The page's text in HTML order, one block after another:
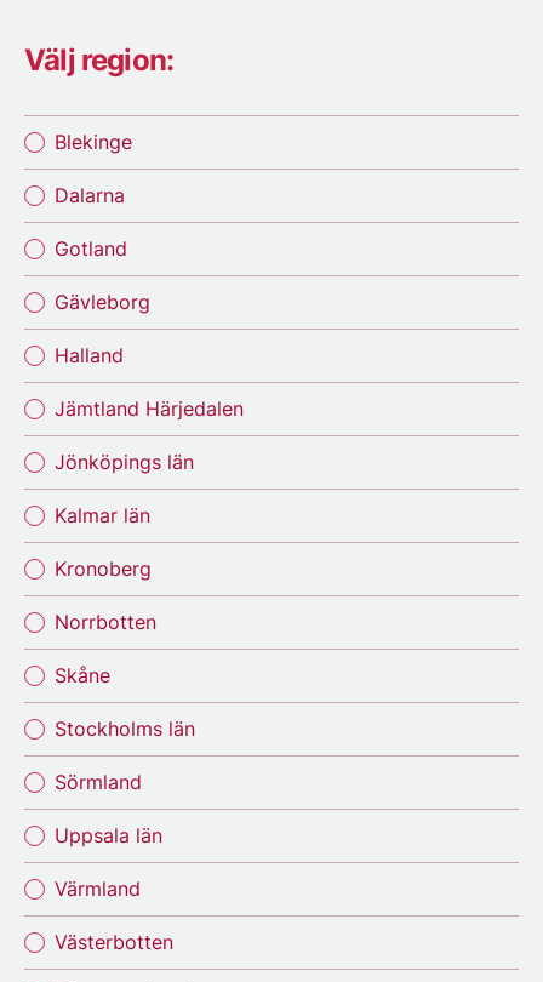
Välj region:
Blekinge
Dalarna
Gotland
Gävleborg
Halland
Jämtland Härjedalen
Jönköpings län
Kalmar län
Kronoberg
Norrbotten
Skåne
Stockholms län
Sörmland
Uppsala län
Värmland
Västerbotten